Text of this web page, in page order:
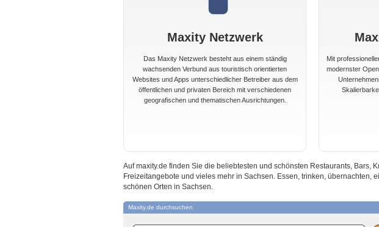
Maxity Netzwerk
Das Maxity Netzwerk besteht aus einem ständig
wachsenden Verbund aus touristisch orientierten
Websites und Apps unterschiedlicher Betreiber aus dem
öffentlichen und privaten Bereich mit verschiedenen
geografischen und thematischen Ausrichtungen.
Mit
modernster
Auf maxity.de finden Sie die beliebtesten und schönsten Restaurants,
Freizeitangebote und vieles mehr in Sachsen. Essen, trinken,
schönen Orten in Sachsen.
Maxity.de durchsuchen